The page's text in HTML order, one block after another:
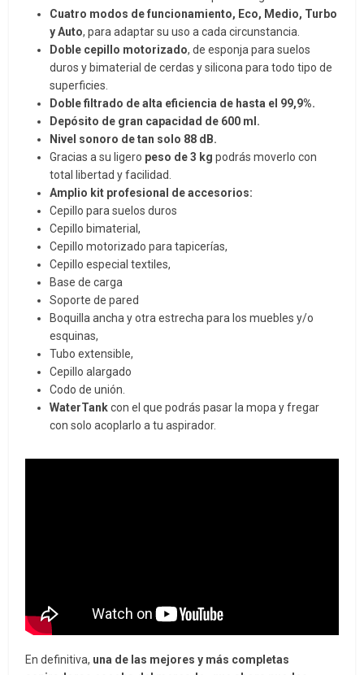
Cuatro modos de funcionamiento, Eco, Medio, Turbo
y Auto, para adaptar su uso a cada circunstancia.
Doble cepillo motorizado, de esponja para suelos
duros y bimaterial de cerdas y silicona para todo tipo de
superficies.
Doble filtrado de alta eficiencia de hasta el 99,9%.
Depósito de gran capacidad de 600 ml.
Nivel sonoro de tan solo 88 dB.
Gracias a su ligero peso de 3 kg podrás moverlo con
total libertad y facilidad.
Amplio kit profesional de accesorios:
Cepillo para suelos duros
Cepillo bimaterial,
Cepillo motorizado para tapicerías,
Cepillo especial textiles,
Base de carga
Soporte de pared
Boquilla ancha y otra estrecha para los muebles y/o
esquinas,
Tubo extensible,
Cepillo alargado
Codo de unión.
WaterTankcon el que podrás pasar la mopa y fregar
con solo acoplarlo a tu aspirador.
En definitiva, una de las mejores y más completas